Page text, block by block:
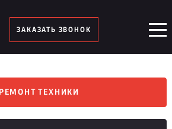
ЗАКАЗАТЬ ЗВОНОК
РЕМОНТ ТЕХНИКИ